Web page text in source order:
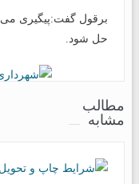
برقول گفت:پیگیری
حل شود.
مطالب
مشابه